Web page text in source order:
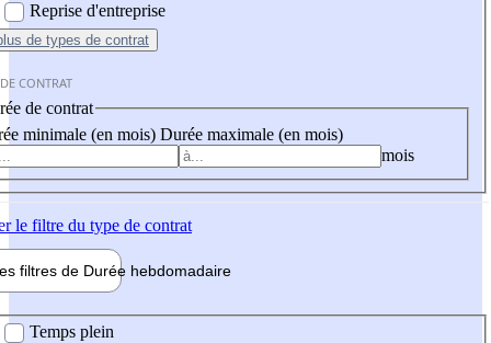
Reprise d'entreprise
de types de contrat
CONTRAT
de contrat
minimale (en mois) Durée maximale (en mois)
mois
le filtre du type de contrat
filtres de Durée hebdomadaire
Temps plein